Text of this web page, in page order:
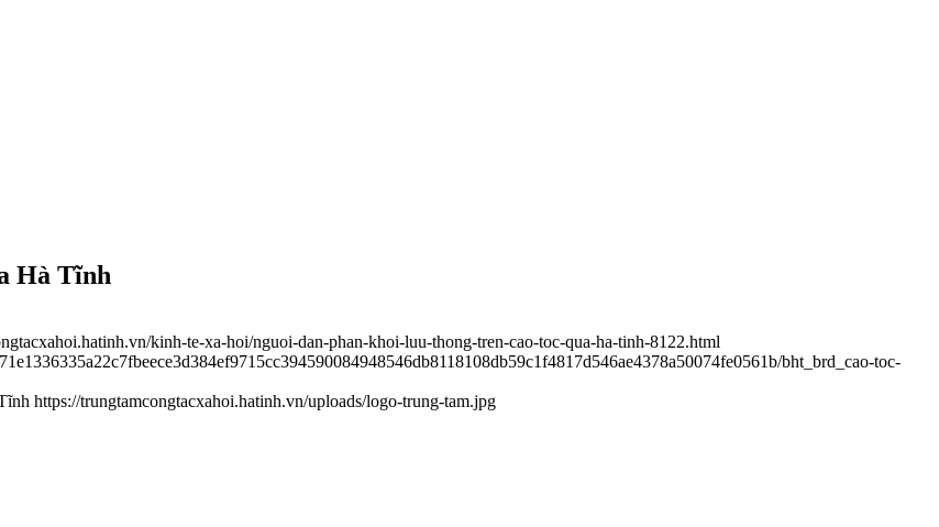
Hà Tĩnh
kinh-te-xa-hoi/nguoi-dan-phan-khoi-luu-thong-tren-cao-toc-qua-ha-tinh-8122.html
bht_brd_cao-toc-
https://trungtamcongtacxahoi.hatinh.vn/uploads/logo-trung-tam.jpg